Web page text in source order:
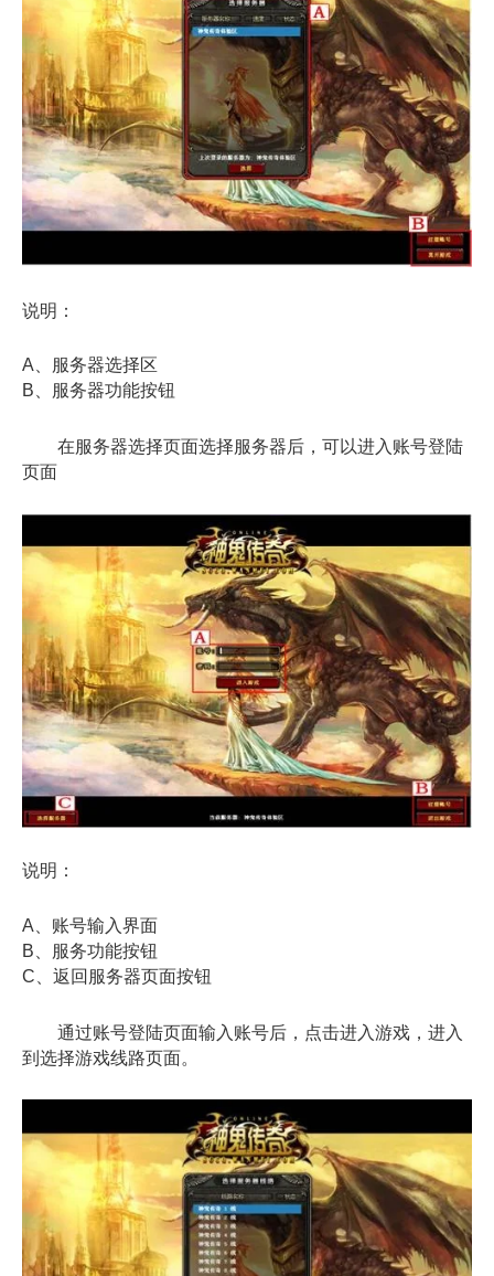
说明：
A、服务器选择区
B、服务器功能按钮
在服务器选择页面选择服务器后，可以进入账号登陆
页面
说明：
A、账号输入界面
B、服务功能按钮
C、返回服务器页面按钮
通过账号登陆页面输入账号后，点击进入游戏，进入
到选择游戏线路页面。